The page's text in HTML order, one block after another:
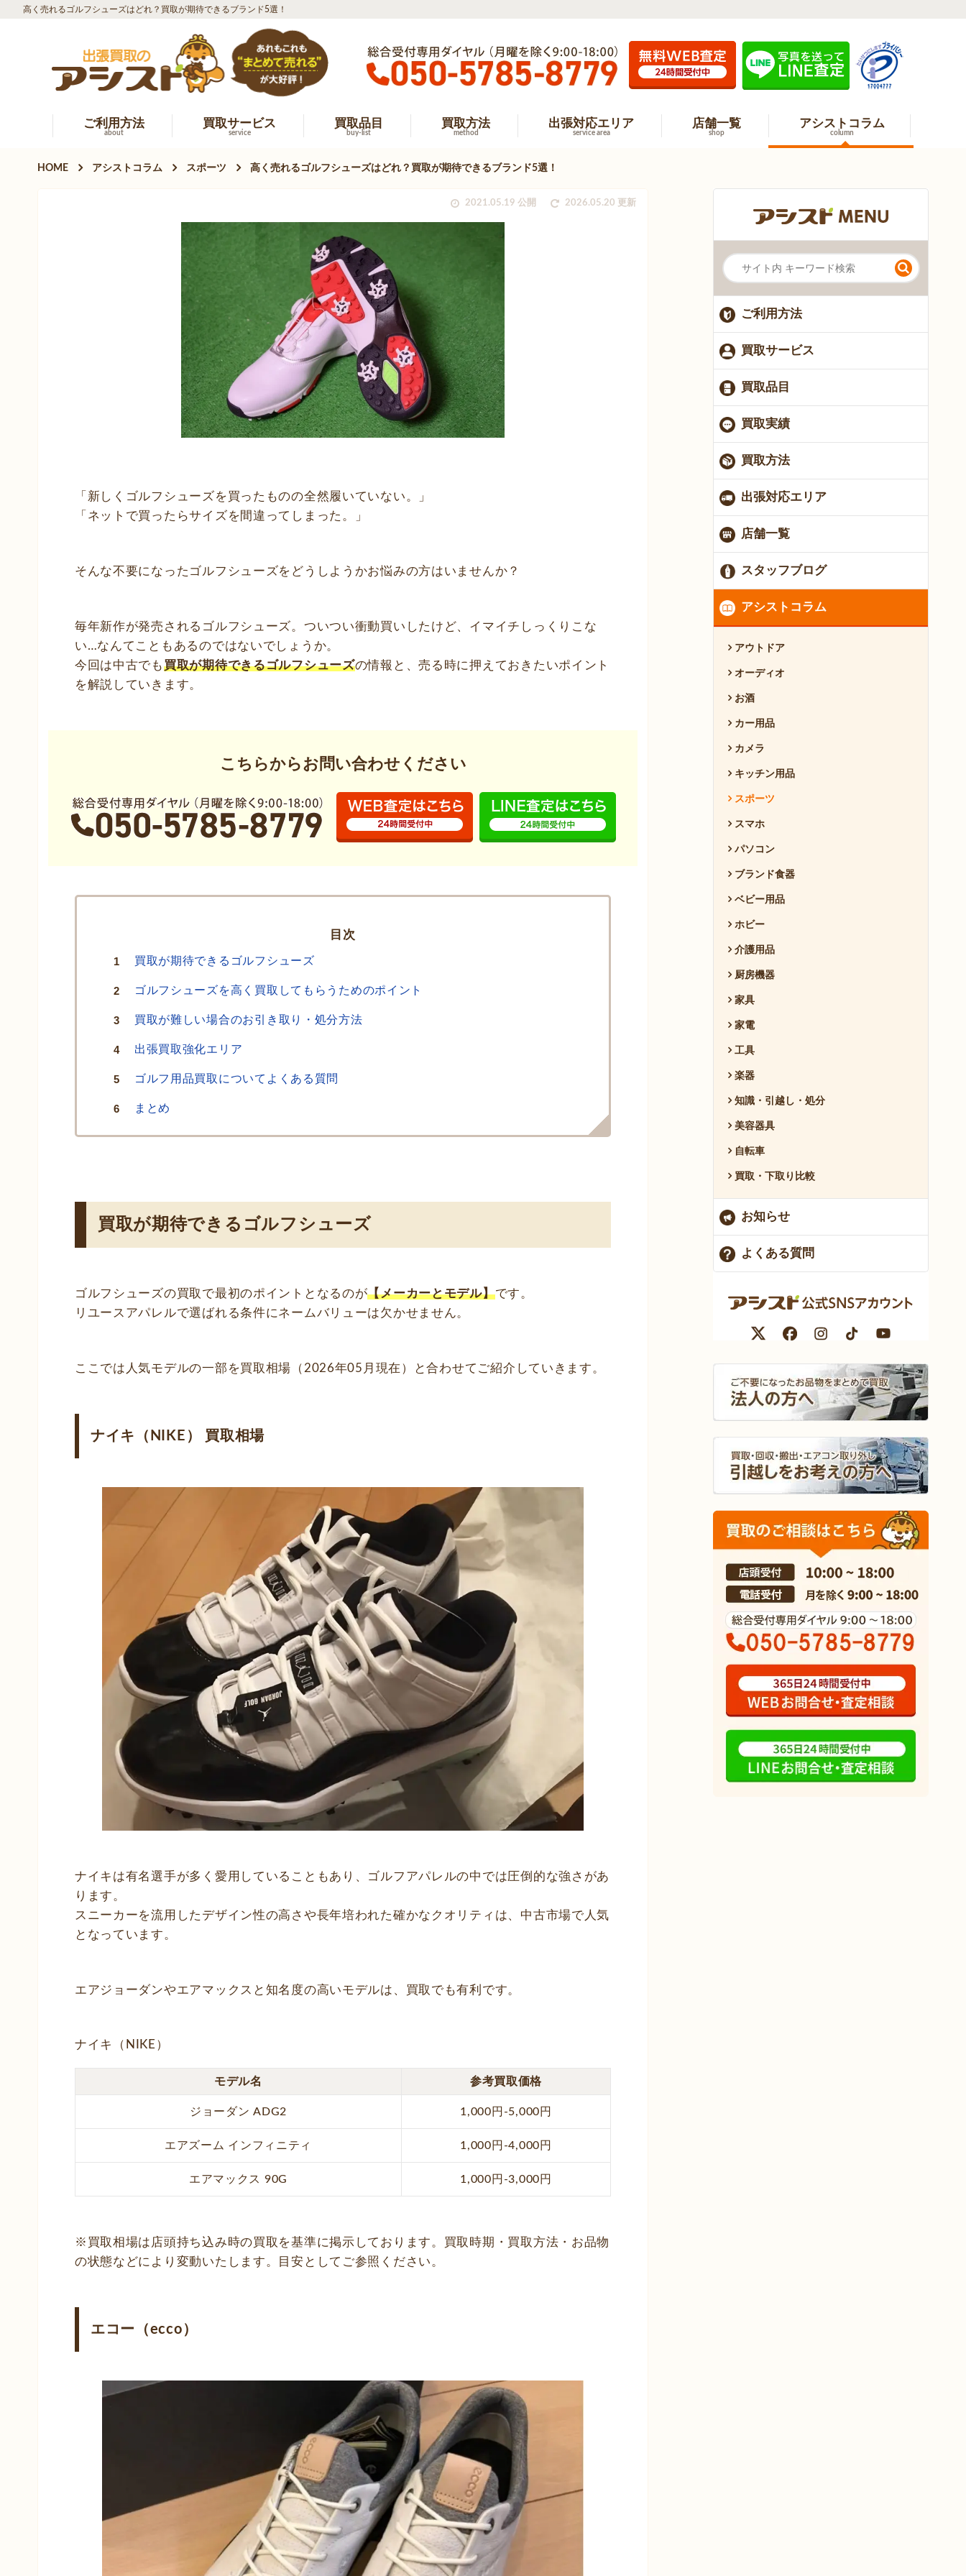
高く売れるゴルフシューズはどれ？買取が期待できるブランド5選！
ご利用方法
about
買取サービス
service
買取品目
buy-list
買取方法
method
出張対応エリア
service area
店舗一覧
shop
アシストコラム
column
HOME アシストコラム スポーツ 高く売れるゴルフシューズはどれ？買取が期待できるブランド5選！
2021.05.19 公開 2026.05.20 更新
「新しくゴルフシューズを買ったものの全然履いていない。」
「ネットで買ったらサイズを間違ってしまった。」
そんな不要になったゴルフシューズをどうしようかお悩みの方はいませんか？
毎年新作が発売されるゴルフシューズ。ついつい衝動買いしたけど、イマイチしっくりこな
い…なんてこともあるのではないでしょうか。
今回は中古でも買取が期待できるゴルフシューズの情報と、売る時に押えておきたいポイント
を解説していきます。
こちらからお問い合わせください
INDEX
買取が期待できるゴルフシューズ
ゴルフシューズを高く買取してもらうためのポイント
買取が難しい場合のお引き取り・処分方法
出張買取強化エリア
ゴルフ用品買取についてよくある質問
まとめ
買取が期待できるゴルフシューズ
ゴルフシューズの買取で最初のポイントとなるのが【メーカーとモデル】です。
リユースアパレルで選ばれる条件にネームバリューは欠かせません。
ここでは人気モデルの一部を買取相場（2026年05月現在）と合わせてご紹介していきます。
ナイキ（NIKE） 買取相場
ナイキは有名選手が多く愛用していることもあり、ゴルフアパレルの中では圧倒的な強さがあ
ります。
スニーカーを流用したデザイン性の高さや長年培われた確かなクオリティは、中古市場で人気
となっています。
エアジョーダンやエアマックスと知名度の高いモデルは、買取でも有利です。
ナイキ（NIKE）
モデル名 参考買取価格
ジョーダン ADG2 1,000円-5,000円
エアズーム インフィニティ 1,000円-4,000円
エアマックス 90G 1,000円-3,000円
※買取相場は店頭持ち込み時の買取を基準に掲示しております。買取時期・買取方法・お品物
の状態などにより変動いたします。目安としてご参照ください。
エコー（ecco）
ご利用方法
買取サービス
買取品目
買取実績
買取方法
出張対応エリア
店舗一覧
スタッフブログ
アシストコラム
アウトドア
オーディオ
お酒
カー用品
カメラ
キッチン用品
スポーツ
スマホ
パソコン
ブランド食器
ベビー用品
ホビー
介護用品
厨房機器
家具
家電
工具
楽器
知識・引越し・処分
美容器具
自転車
買取・下取り比較
お知らせ
よくある質問